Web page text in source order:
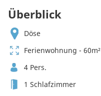
Überblick
Döse
Ferienwohnung - 60m²
4 Pers.
1 Schlafzimmer